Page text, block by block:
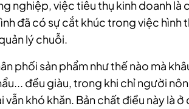
nghiệp, việc tiêu thụ kinh doanh là
đã có sự cắt khúc trong việc hình
lý chuỗi.
phối sản phẩm như thế nào mà
đều giàu, trong khi chỉ người
vẫn khó khăn. Bản chất điều này là ở